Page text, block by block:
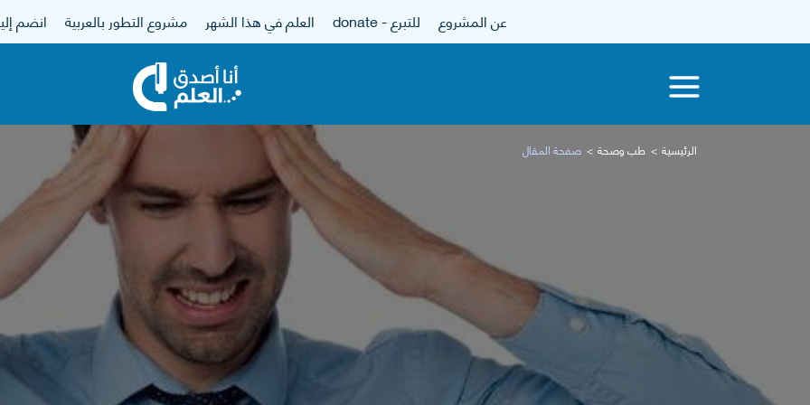
عن المشروع للتبرع - donate العلم في هذا الشهر مشروع التطور بالعربية انضم
الرئيسية طب وصحة صفحة المقال